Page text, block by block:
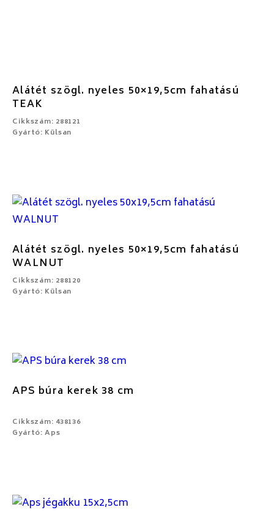
Alátét szögl. nyeles 50×19,5cm fahatású
TEAK
Cikkszám: 288121
Gyártó: Külsan
Alátét szögl. nyeles 50×19,5cm fahatású
WALNUT
Cikkszám: 288120
Gyártó: Külsan
APS búra kerek 38 cm
Cikkszám: 438136
Gyártó: Aps